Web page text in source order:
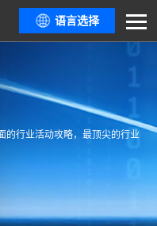
语言选择
的行业活动攻略，最顶尖的行业